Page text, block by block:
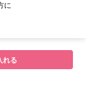
に
れる